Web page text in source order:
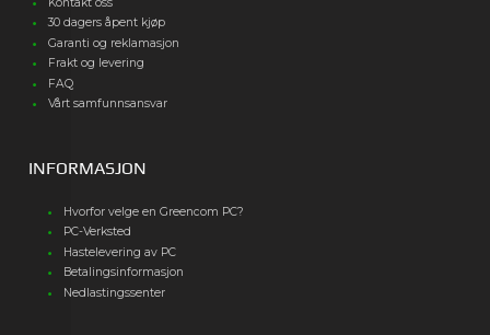
30 dagers åpent kjøp
Garanti og reklamasjon
Frakt og levering
FAQ
Vårt samfunnsansvar
INFORMASJON
Hvorfor velge en Greencom PC?
PC-Verksted
Hastelevering av PC
Betalingsinformasjon
Nedlastingssenter